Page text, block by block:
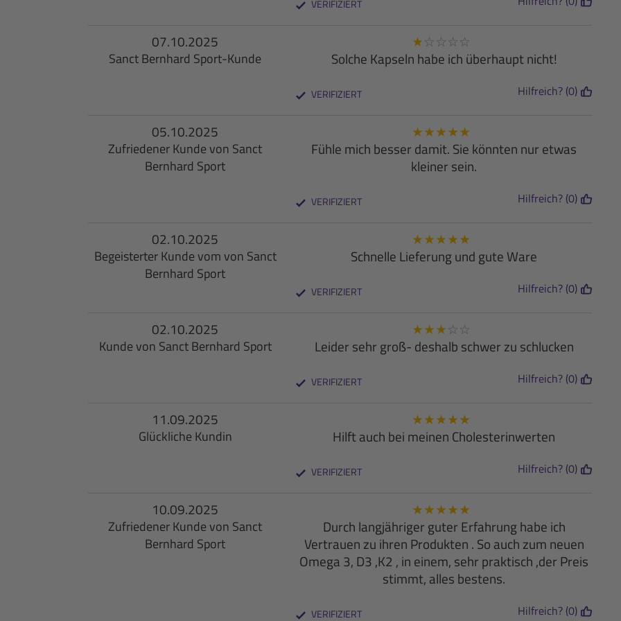
VERIFIZIERT
07.10.2025
Sanct Bernhard Sport-Kunde
★ ☆ ☆ ☆ ☆
Solche Kapseln habe ich überhaupt nicht!
VERIFIZIERT Hilfreich? (0)
05.10.2025
Zufriedener Kunde von Sanct
Bernhard Sport
★★★★★
Fühle mich besser damit. Sie könnten nur etwas
kleiner sein.
VERIFIZIERT Hilfreich? (0)
02.10.2025
Begeisterter Kunde vom von Sanct
Bernhard Sport
★★★★★
Schnelle Lieferung und gute Ware
VERIFIZIERT Hilfreich? (0)
02.10.2025
Kunde von Sanct Bernhard Sport
★★★ ☆ ☆
Leider sehr groß- deshalb schwer zu schlucken
VERIFIZIERT Hilfreich? (0)
11.09.2025
Glückliche Kundin
★★★★★
Hilft auch bei meinen Cholesterinwerten
VERIFIZIERT Hilfreich? (0)
10.09.2025
Zufriedener Kunde von Sanct
Bernhard Sport
★★★★★
Durch langjähriger guter Erfahrung habe ich
Vertrauen zu ihren Produkten . So auch zum neuen
Omega 3, D3 ,K2 , in einem, sehr praktisch ,der Preis
stimmt, alles bestens.
VERIFIZIERT Hilfreich? (0)